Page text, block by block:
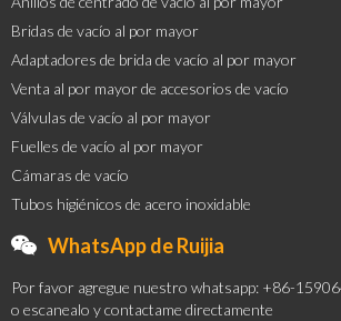
Bridas de vacío al por mayor
Adaptadores de brida de vacío al por mayor
Venta al por mayor de accesorios de vacío
Válvulas de vacío al por mayor
Fuelles de vacío al por mayor
Cámaras de vacío
Tubos higiénicos de acero inoxidable
WhatsApp de Ruijia
Por favor agregue nuestro whatsapp: +86-
o escanealo y contactame directamente